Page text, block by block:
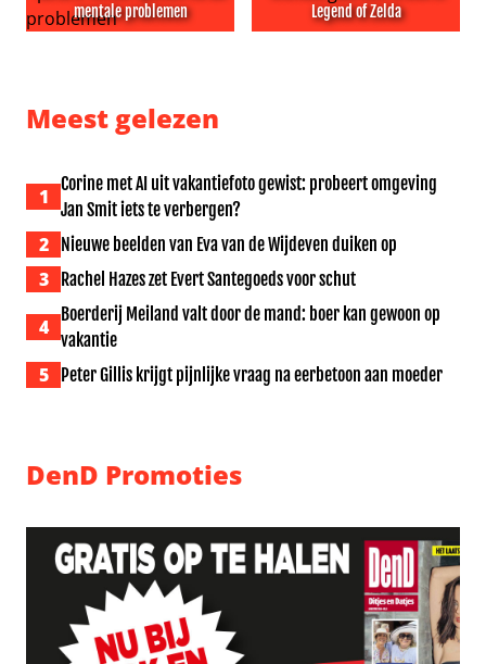
mentale problemen
Legend of Zelda
Meest gelezen
1
Corine met AI uit vakantiefoto gewist: probeert omgeving
Jan Smit iets te verbergen?
2 Nieuwe beelden van Eva van de Wijdeven duiken op
3 Rachel Hazes zet Evert Santegoeds voor schut
4
Boerderij Meiland valt door de mand: boer kan gewoon op
vakantie
5 Peter Gillis krijgt pijnlijke vraag na eerbetoon aan moeder
DenD Promoties